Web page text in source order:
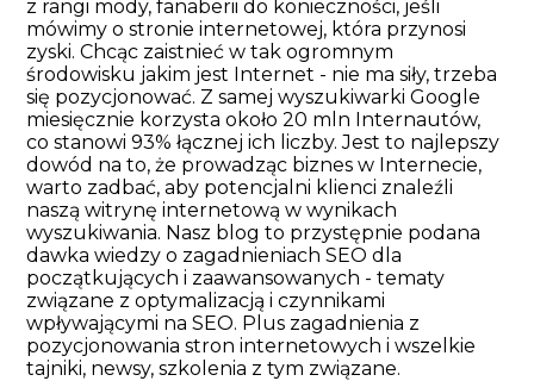
z rangi mody, fanaberii do konieczności, jeśli
mówimy o stronie internetowej, która przynosi
zyski. Chcąc zaistnieć w tak ogromnym
środowisku jakim jest Internet - nie ma siły, trzeba
się pozycjonować. Z samej wyszukiwarki Google
miesięcznie korzysta około 20 mln Internautów,
co stanowi 93% łącznej ich liczby. Jest to najlepszy
dowód na to, że prowadząc biznes w Internecie,
warto zadbać, aby potencjalni klienci znaleźli
naszą witrynę internetową w wynikach
wyszukiwania. Nasz blog to przystępnie podana
dawka wiedzy o zagadnieniach SEO dla
początkujących i zaawansowanych - tematy
związane z optymalizacją i czynnikami
wpływającymi na SEO. Plus zagadnienia z
pozycjonowania stron internetowych i wszelkie
tajniki, newsy, szkolenia z tym związane.